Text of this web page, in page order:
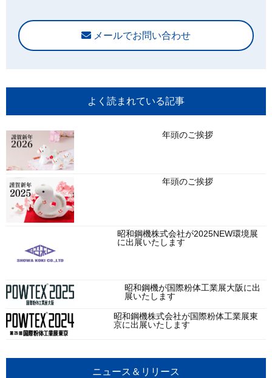
メールでお問い合わせ
よく読まれている記事
年頭のご挨拶
年頭のご挨拶
昭和鋼機株式会社が2025NEW環境展
に出展いたします
昭和鋼機が国際粉体工業展大阪に出
展いたします
昭和鋼機株式会社が国際粉体工業展東
京に出展いたします
ニュース＆リリース